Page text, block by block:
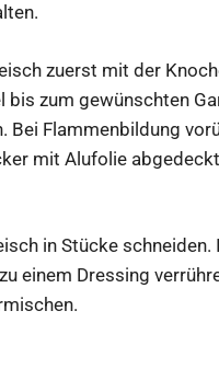
zuerst mit der
zum gewünschten
Bei Flammenbildung
mit Alufolie
in Stücke schneiden.
einem Dressing